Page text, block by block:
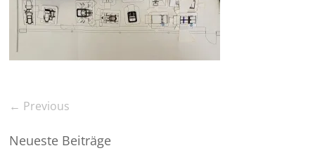
← Previous
Neueste Beiträge